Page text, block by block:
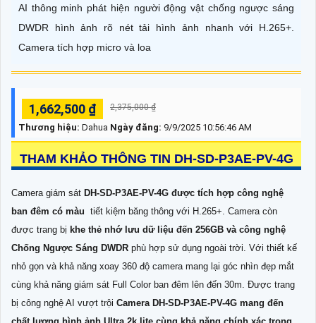
AI thông minh phát hiện người động vật chống ngược sáng
DWDR hình ảnh rõ nét tải hình ảnh nhanh với H.265+.
Camera tích hợp micro và loa
1,662,500 ₫ 2,375,000 ₫
Thương hiệu: Dahua Ngày đăng: 9/9/2025 10:56:46 AM
THAM KHẢO THÔNG TIN DH-SD-P3AE-PV-4G
Camera giám sát DH-SD-P3AE-PV-4G được tích hợp công nghệ
ban đêm có màu tiết kiệm băng thông với H.265+. Camera còn
được trang bị khe thẻ nhớ lưu dữ liệu đến 256GB và công nghệ
Chống Ngược Sáng DWDR phù hợp sử dụng ngoài trời. Với thiết kế
nhỏ gọn và khả năng xoay 360 độ camera mang lại góc nhìn đẹp mắt
cùng khả năng giám sát Full Color ban đêm lên đến 30m. Được trang
bị công nghệ AI vượt trội Camera DH-SD-P3AE-PV-4G mang đến